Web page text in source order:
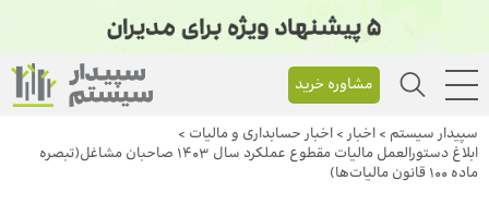
مشاوره خرید
سپیدار سیستم > اخبار> اخبار حسابداری و مالیات >
ابلاغ دستورالعمل مالیات مقطوع عملکرد سال ۱۴۰۳ صاحبان مشاغل(تبصره
ماده ۱۰۰ قانون مالیات‌ها)